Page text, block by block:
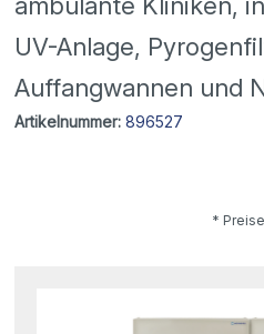
UV-Anlage,
Auffangwannen und
Artikelnummer: 896527
*